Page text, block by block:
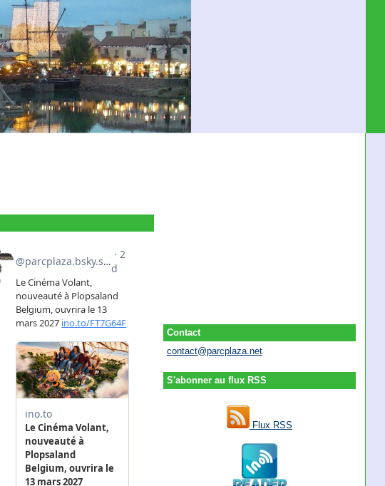
Contact
contact@parcplaza.net
S'abonner au flux RSS
Flux RSS